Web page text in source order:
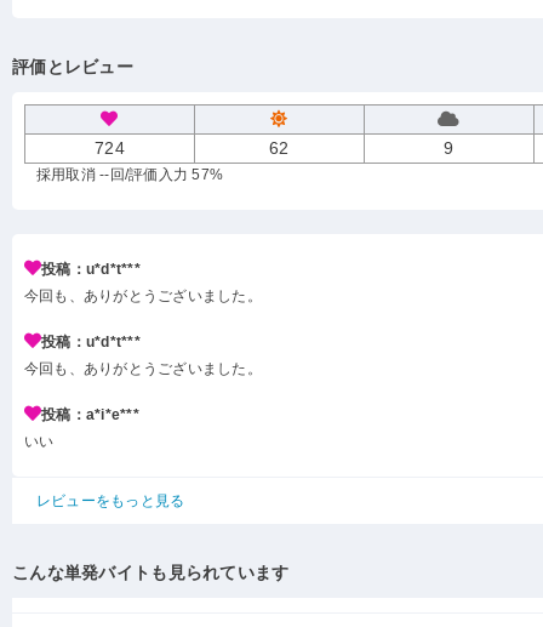
評価とレビュー
724 62 9
採用取消 --回/評価入力 57%
投稿：u*d*t***
今回も、ありがとうございました。
投稿：u*d*t***
今回も、ありがとうございました。
投稿：a*i*e***
いい
レビューをもっと見る
こんな単発バイトも見られています